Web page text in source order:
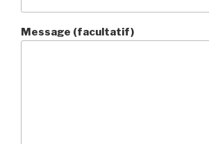
Message (facultatif)